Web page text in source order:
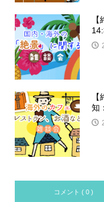
知
コメント ( 0 )